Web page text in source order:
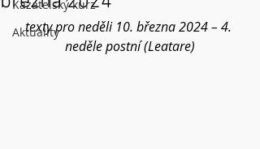
Kazatelský kurz
Aktuality
texty pro neděli 10. března 2024 – 4.
neděle postní (Leatare)